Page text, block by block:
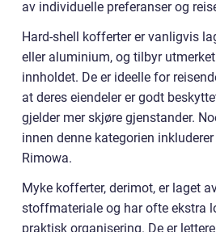
av individuelle preferanser og
Hard-shell kofferter er vanligvis
eller aluminium, og tilbyr
innholdet. De er ideelle for
at deres eiendeler er godt
gjelder mer skjøre gjenstander.
innen denne kategorien
Rimowa.
Myke kofferter, derimot, er laget
stoffmateriale og har ofte ekstra
praktisk organisering. De er